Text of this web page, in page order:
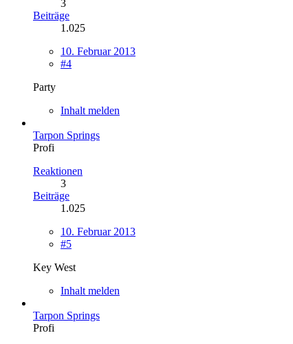
3
Beiträge
1.025
10. Februar 2013
#4
Party
Inhalt melden
Tarpon Springs
Profi
Reaktionen
3
Beiträge
1.025
10. Februar 2013
#5
Key West
Inhalt melden
Tarpon Springs
Profi